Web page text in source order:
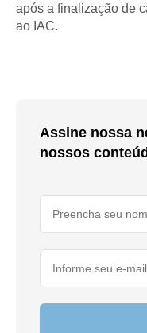
após a finalização de
ao IAC.
Assine nossa
nossos